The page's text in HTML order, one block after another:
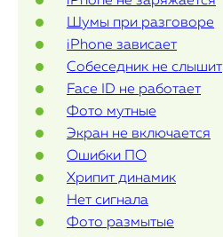
Статьи
Шумы при разговоре
iPhone зависает
Собеседник не слышит
Face ID не работает
Фото мутные
Экран не включается
Ошибки ПО
Хрипит динамик
Нет сигнала
Фото размытые